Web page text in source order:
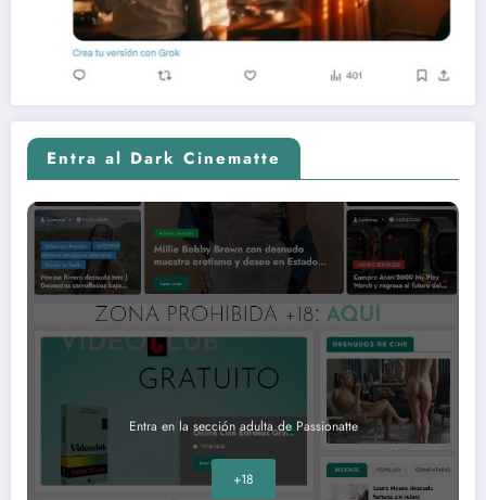
Entra al Dark Cinematte
Entra en la sección adulta de Passionatte
+18